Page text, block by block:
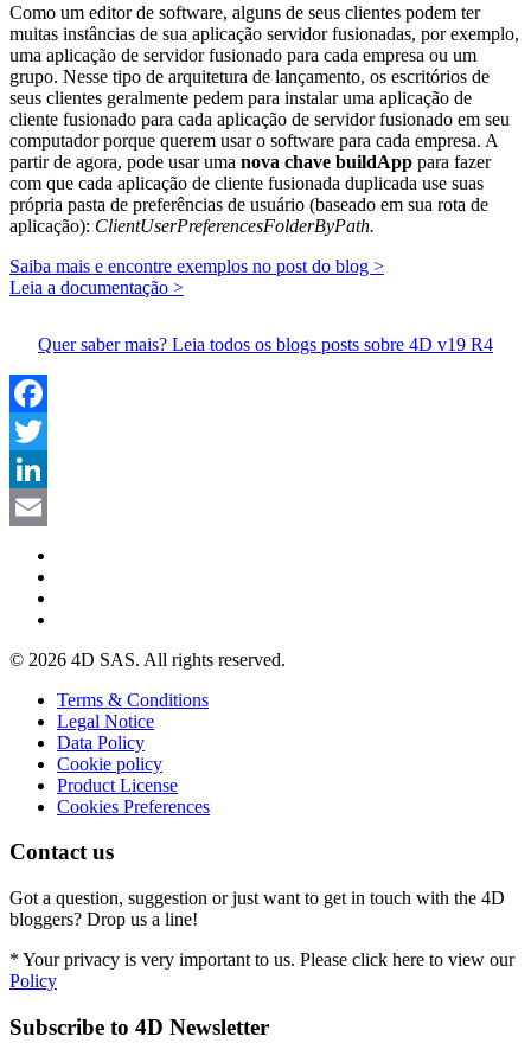
Como um editor de software, alguns de seus clientes podem ter
muitas instâncias de sua aplicação servidor fusionadas, por exemplo,
uma aplicação de servidor fusionado para cada empresa ou um
grupo. Nesse tipo de arquitetura de lançamento, os escritórios de
seus clientes geralmente pedem para instalar uma aplicação de
cliente fusionado para cada aplicação de servidor fusionado em seu
computador porque querem usar o software para cada empresa. A
partir de agora, pode usar uma nova chave buildApp para fazer
com que cada aplicação de cliente fusionada duplicada use suas
própria pasta de preferências de usuário (baseado em sua rota de
aplicação): ClientUserPreferencesFolderByPath.
Saiba mais e encontre exemplos no post do blog >
Leia a documentação >
Quer saber mais? Leia todos os blogs posts sobre 4D v19 R4
Facebook
Twitter
LinkedIn
© 2026 4D SAS. All rights reserved.
Terms & Conditions
Legal Notice
Data Policy
Cookie policy
Product License
Cookies Preferences
Contact us
Got a question, suggestion or just want to get in touch with the 4D
bloggers? Drop us a line!
* Your privacy is very important to us. Please click here to view our
Policy
Subscribe to 4D Newsletter